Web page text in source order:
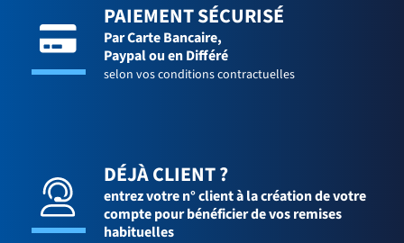
PAIEMENT SÉCURISÉ
Par Carte Bancaire,
Paypal ou en Différé
selon vos conditions contractuelles
DÉJÀ CLIENT ?
entrez votre n° client à la création de votre
compte pour bénéficier de vos remises
habituelles